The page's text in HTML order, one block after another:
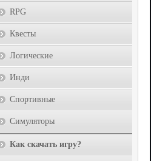
RPG
Квесты
Логические
Инди
Спортивные
Симуляторы
Как скачать игру?